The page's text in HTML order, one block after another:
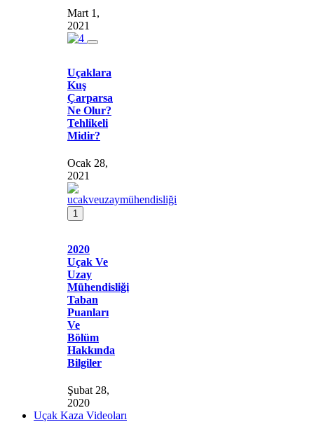
Mart 1,
2021
Uçaklara
Kuş
Çarparsa
Ne Olur?
Tehlikeli
Midir?
Ocak 28,
2021
1
2020
Uçak Ve
Uzay
Mühendisliği
Taban
Puanları
Ve
Bölüm
Hakkında
Bilgiler
Şubat 28,
2020
Uçak Kaza Videoları